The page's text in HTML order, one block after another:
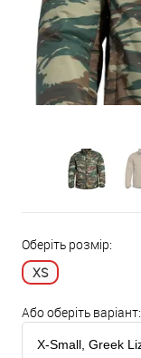
Оберіть розмір:
XS
Або оберіть варіант: